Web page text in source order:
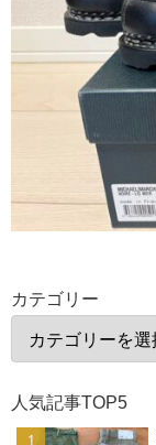
カテゴリー
人気記事TOP5